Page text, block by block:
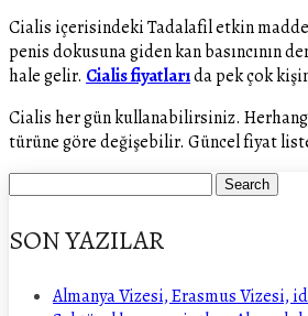
Cialis içerisindeki Tadalafil etkin
penis dokusuna giden kan basıncının
hale gelir. Cialis fiyatlarıda pek çok
Cialis her gün kullanabilirsiniz.
türüne göre değişebilir. Güncel fiyat
SON YAZILAR
Almanya Vizesi, Erasmus Vizesi,